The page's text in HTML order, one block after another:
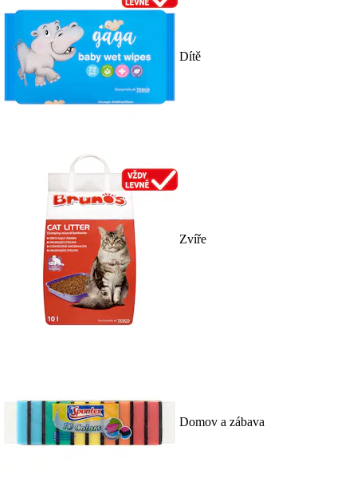
Dítě
Zvíře
Domov a zábava